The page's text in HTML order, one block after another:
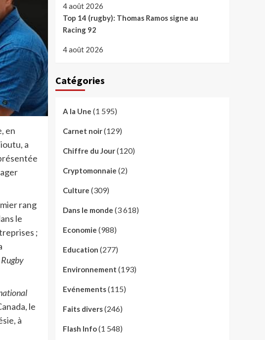
en
a
rang
le
;
le
à
4 août 2026
Top 14 (rugby): Thomas Ramos signe au
Racing 92
4 août 2026
Catégories
A la Une (1 595)
Carnet noir(129)
Chiffre du Jour(120)
Cryptomonnaie (2)
Culture (309)
Dans le monde (3 618)
Economie (988)
Education (277)
Environnement (193)
Evénements(115)
Faits divers(246)
Flash Info(1 548)